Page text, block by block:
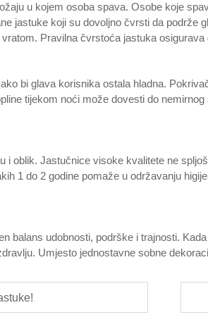
u kojem osoba spava. Osobe koje
jastuke koji su dovoljno čvrsti da
Pravilna čvrstoća jastuka
bi glava korisnika ostala hladna.
tijekom noći može dovesti do
i oblik. Jastučnice visoke kvalitete ne
1 do 2 godine pomaže u održavanju
balans udobnosti, podrške i trajnosti.
Umjesto jednostavne sobne